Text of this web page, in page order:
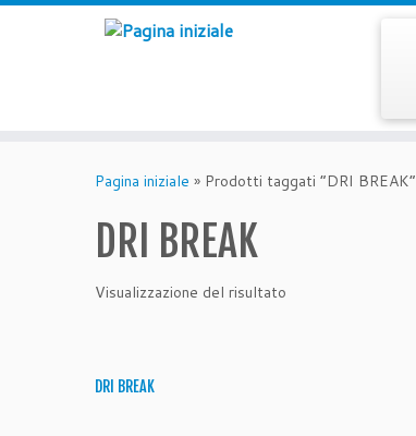
Pagina iniziale » Prodotti taggati “DRI BREAK”
DRI BREAK
Visualizzazione del risultato
DRI BREAK